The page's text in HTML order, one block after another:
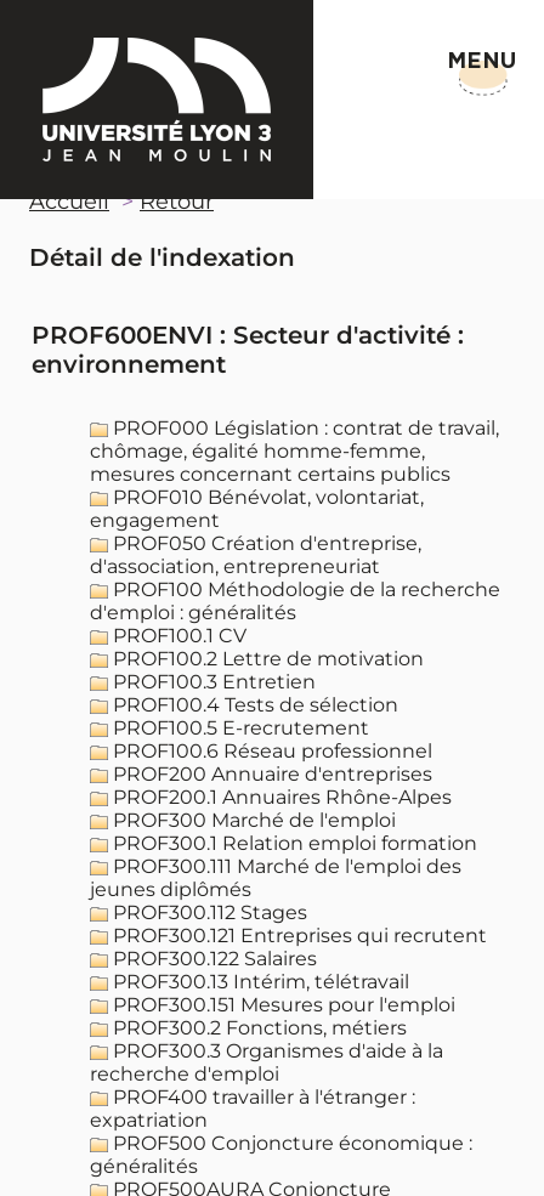
MENU
Accueil Retour
Détail de l'indexation
PROF600ENVI : Secteur d'activité :
environnement
PROF000 Législation : contrat de travail,
chômage, égalité homme-femme,
mesures concernant certains publics
PROF010 Bénévolat, volontariat,
engagement
PROF050 Création d'entreprise,
d'association, entrepreneuriat
PROF100 Méthodologie de la recherche
d'emploi : généralités
PROF100.1 CV
PROF100.2 Lettre de motivation
PROF100.3 Entretien
PROF100.4 Tests de sélection
PROF100.5 E-recrutement
PROF100.6 Réseau professionnel
PROF200 Annuaire d'entreprises
PROF200.1 Annuaires Rhône-Alpes
PROF300 Marché de l'emploi
PROF300.1 Relation emploi formation
PROF300.111 Marché de l'emploi des
jeunes diplômés
PROF300.112 Stages
PROF300.121 Entreprises qui recrutent
PROF300.122 Salaires
PROF300.13 Intérim, télétravail
PROF300.151 Mesures pour l'emploi
PROF300.2 Fonctions, métiers
PROF300.3 Organismes d'aide à la
recherche d'emploi
PROF400 travailler à l'étranger :
expatriation
PROF500 Conjoncture économique :
généralités
PROF500AURA Conjoncture